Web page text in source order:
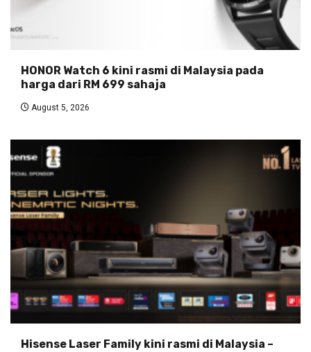
HONOR Watch 6 kini rasmi di Malaysia pada
harga dari RM 699 sahaja
August 5, 2026
Hisense Laser Family kini rasmi di Malaysia –